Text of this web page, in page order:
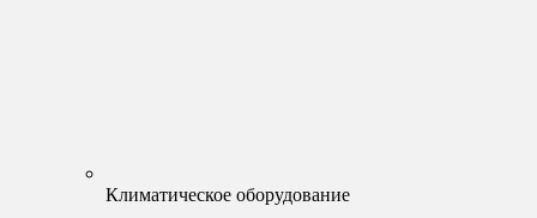
Климатическое оборудование